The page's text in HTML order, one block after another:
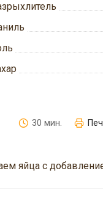
30 мин.
яйца с